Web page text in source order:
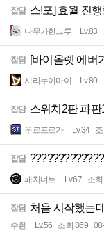
잡담 스!포] 효월 진
나무가한그루 Lv.83
잡담 [바이올렛 에버
시라누이마이 Lv.80
잡담 스위치2판 파
우르프르가 Lv.34
잡담
패치너트 Lv.67 조
잡담 처음 시작했는
수훤 Lv.56 조회 869